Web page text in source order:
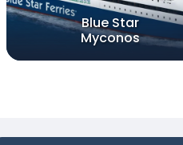
Blue Star
Myconos